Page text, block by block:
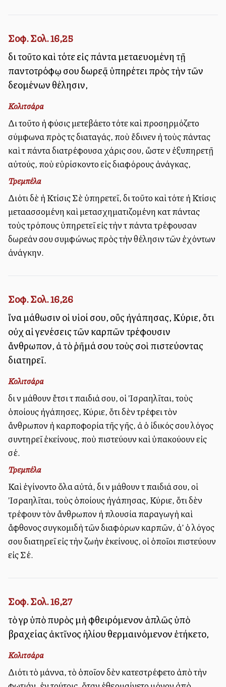
Σοφ. Σολ. 16,25
διὰ τοῦτο καὶ τότε εἰς πάντα μεταλλευομένη τῇ
παντοτρόφῳ σου δωρεᾷ ὑπηρέτει πρὸς τὴν τῶν
δεομένων θέλησιν,
Κολιτσάρα
Διὰ τοῦτο ἡ φύσις μετεβάλλετο τότε καὶ προσηρμόζετο
σύμφωνα πρὸς τὰς διαταγάς, ποὺ ἔδινεν ἡ τοὺς πάντας
καὶ τὰ πάντα διατρέφουσα χάρις σου, ὥστε νὰ ἐξυπηρετῇ
αὐτούς, ποὺ εὑρίσκοντο εἰς διαφόρους ἀνάγκας,
Τρεμπέλα
Διότι δὲ ἡ Κτίσις Σὲ ὑπηρετεῖ, διὰ τοῦτο καὶ τότε ἡ Κτίσις
μεταλλασσομένη καὶ μετασχηματιζομένη κατὰ πάντας
τοὺς τρόπους ὑπηρετεῖ εἰς τὴν τὰ πάντα τρέφουσαν
δωρεάν σου συμφώνως πρὸς τὴν θέλησιν τῶν ἐχόντων
ἀνάγκην.
Σοφ. Σολ. 16,26
ἵνα μάθωσιν οἱ υἱοί σου, οὓς ἠγάπησας, Κύριε, ὅτι
οὐχ αἱ γενέσεις τῶν καρπῶν τρέφουσιν
ἄνθρωπον, ἀλλὰ τὸ ῥῆμά σου τοὺς σοὶ πιστεύοντας
διατηρεῖ.
Κολιτσάρα
διὰ νὰ μάθουν ἔτσι τὰ παιδιά σου, οἱ Ἰσραηλῖται, τοὺς
ὁποίους ἠγάπησες, Κύριε, ὅτι δὲν τρέφει τὸν
ἄνθρωπον ἡ καρποφορία τῆς γῆς, ἀλλὰ ὁ ἰδικός σου λόγος
συντηρεῖ ἐκείνους, ποὺ πιστεύουν καὶ ὑπακούουν εἰς
σέ.
Τρεμπέλα
Καὶ ἐγίνοντο ὅλα αὐτά, διὰ νὰ μάθουν τὰ παιδιά σου, οἱ
Ἰσραηλῖται, τοὺς ὁποίους ἠγάπησας, Κύριε, ὅτι δὲν
τρέφουν τὸν ἄνθρωπον ἡ πλουσία παραγωγὴ καὶ
ἄφθονος συγκομιδὴ τῶν διαφόρων καρπῶν, ἀλλ’ ὁ λόγος
σου διατηρεῖ εἰς τὴν ζωὴν ἐκείνους, οἱ ὁποῖοι πιστεύουν
εἰς Σέ.
Σοφ. Σολ. 16,27
τὸ γὰρ ὑπὸ πυρὸς μὴ φθειρόμενον ἁπλῶς ὑπὸ
βραχείας ἀκτῖνος ἡλίου θερμαινόμενον ἐτήκετο,
Κολιτσάρα
Διότι τὸ μάννα, τὸ ὁποῖον δὲν κατεστρέφετο ἀπὸ τὴν